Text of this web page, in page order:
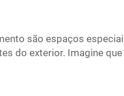
são espaços
do exterior. Imagine
de carros
soe inadequada. É aí que